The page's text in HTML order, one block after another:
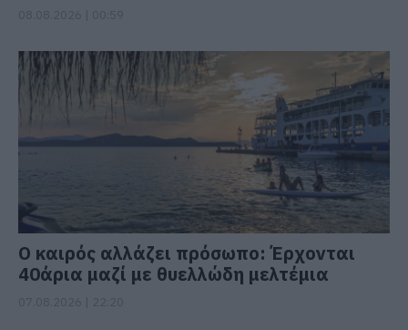
Ο καιρός αλλάζει πρόσωπο: Έρχονται
40άρια μαζί με θυελλώδη μελτέμια